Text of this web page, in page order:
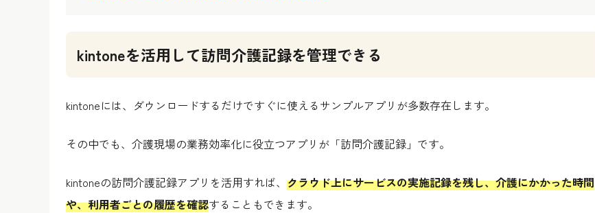
kintoneを活用して訪問介護記録を管理できる
kintoneには、ダウンロードするだけですぐに使えるサンプルアプリが多数存在します。
その中でも、介護現場の業務効率化に役立つアプリが「訪問介護記録」です。
kintoneの訪問介護記録アプリを活用すれば、 クラウド上にサービスの実施記録を残し、介護にかかった時間
や、利用者ごとの履歴を確認することもできます。